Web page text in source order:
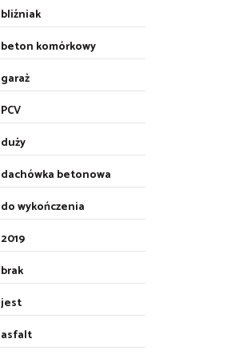
bliźniak
beton komórkowy
garaż
PCV
duży
dachówka betonowa
do wykończenia
2019
brak
jest
asfalt